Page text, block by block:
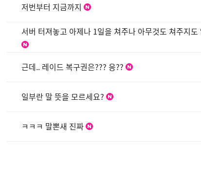
저번부터 지금까지
서버 터져놓고 아제나 1일을 쳐주나 아무것도 쳐주지
근데.. 레이드 복구권은??? 응??
일부란 말 뜻을 모르세요?
ㅋㅋㅋ 말뽄새 진짜